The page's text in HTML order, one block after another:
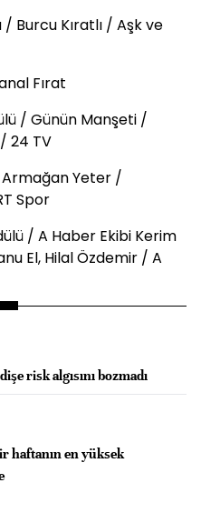
/ Burcu Kıratlı / Aşk ve
Fırat
/ Günün Manşeti /
24 TV
Yeter /
Spor
/ A Haber Ekibi Kerim
El, Hilal Özdemir / A
risk algısını bozmadı
haftanın en yüksek